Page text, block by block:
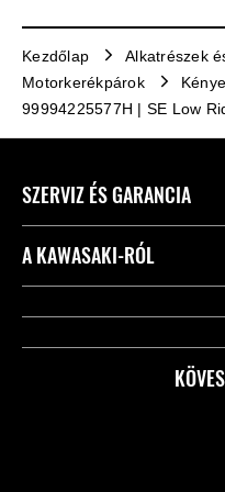
Kezdőlap
Alkatrészek
Motorkerékpárok
99994225577H | SE Low
SZERVIZ ÉS GARANCIA
Kapcsolat
Hasznos linkek
A KAWASAKI-RÓL
Vállalatunk